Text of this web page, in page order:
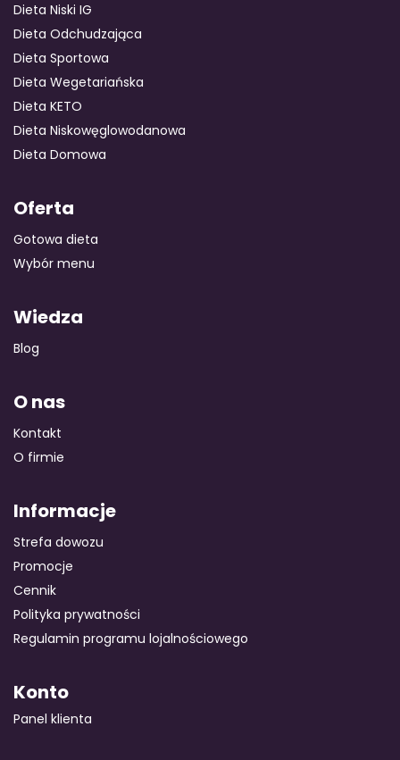
GOTOWA DIETA
Dieta Niski IG
Dieta Odchudzająca
Dieta Sportowa
Dieta Wegetariańska
Dieta KETO
Dieta Niskowęglowodanowa
Dieta Domowa
Oferta
Gotowa dieta
Wybór menu
Wiedza
Blog
O nas
Kontakt
O firmie
Informacje
Strefa dowozu
Promocje
Cennik
Polityka prywatności
Regulamin programu lojalnościowego
Konto
Panel klienta